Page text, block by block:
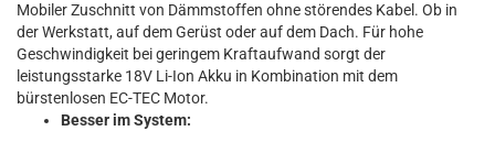
Mobiler Zuschnitt von Dämmstoffen ohne störendes Kabel. Ob in
der Werkstatt, auf dem Gerüst oder auf dem Dach. Für hohe
Geschwindigkeit bei geringem Kraftaufwand sorgt der
leistungsstarke 18V Li-Ion Akku in Kombination mit dem
bürstenlosen EC-TEC Motor.
Besser im System: